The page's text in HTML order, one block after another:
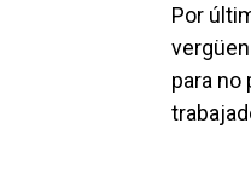
Por
para no